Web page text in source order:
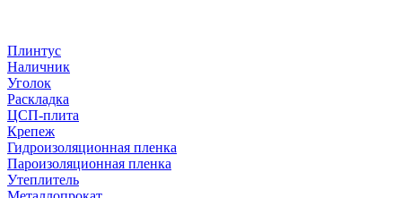
Плинтус
Наличник
Уголок
Раскладка
ЦСП-плита
Крепеж
Гидроизоляционная пленка
Пароизоляционная пленка
Утеплитель